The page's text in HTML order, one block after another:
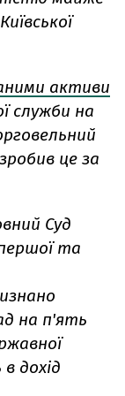
активи
служби на
це за
Суд
та
на п'ять
дохід